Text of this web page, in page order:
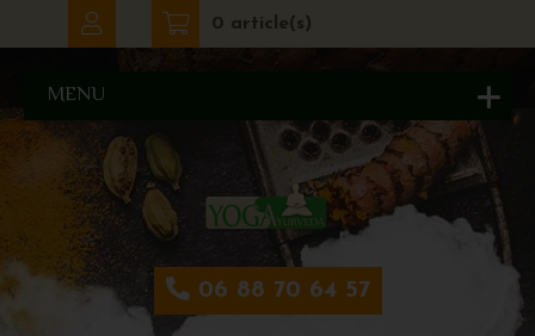
0 article(s)
MENU
06 88 70 64 57